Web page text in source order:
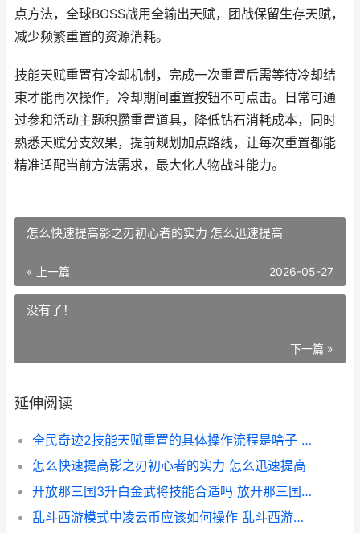
点方法，全球BOSS战用全输出天赋，团战保留生存天赋，
减少频繁重置的资源消耗。
技能天赋重置有冷却机制，完成一次重置后需等待冷却结
束才能再次操作，冷却期间重置按钮不可点击。日常可通
过参和活动主题积攒重置道具，降低钻石消耗成本，同时
熟悉天赋分支效果，提前规划加点路线，让每次重置都能
精准适配当前方法需求，最大化人物战斗能力。
怎么快速提高影之刃初心者的实力 怎么迅速提高
« 上一篇 2026-05-27
没有了！
下一篇 »
延伸阅读
全民奇迹2技能天赋重置的具体操作流程是啥子 全民奇迹2技能加点攻略
怎么快速提高影之刃初心者的实力 怎么迅速提高
开放那三国3升白金武将技能合适吗 放开那三国3升阶材料
乱斗西游模式中凌云币应该如何操作 乱斗西游新手教程